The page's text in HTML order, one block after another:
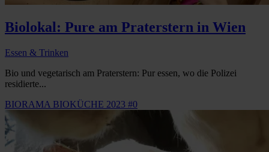
Biolokal: Pure am Praterstern in Wien
Essen & Trinken
Bio und vegetarisch am Praterstern: Pur essen, wo die Polizei
residierte...
BIORAMA BIOKÜCHE 2023 #0